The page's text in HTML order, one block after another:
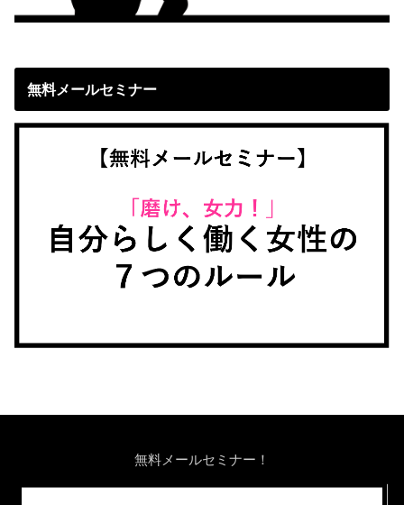
無料メールセミナー
無料メールセミナー！